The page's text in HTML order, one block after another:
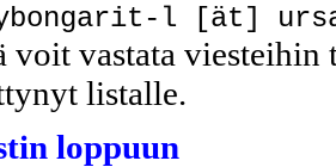
l [ät]
voit vastata viesteihin
listalle.
loppuun